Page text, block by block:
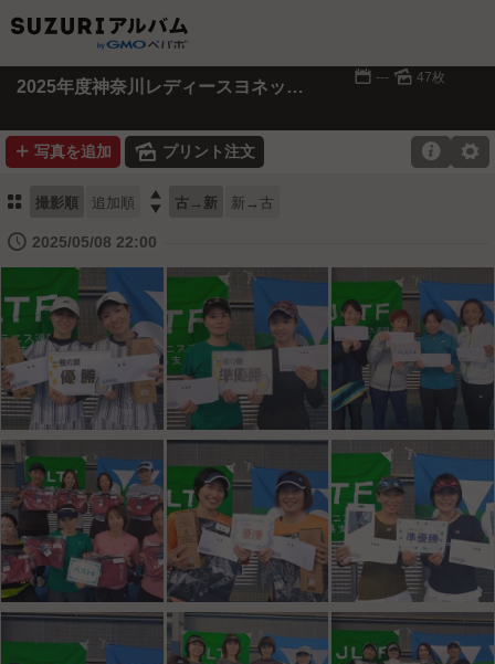
2025年度神奈川レディースヨネックストーナメント 📅 --- 🌄 47枚
➕ 写真を追加 🌄 プリント注文 ⚙

⚏ 撮影順 追加順  古→新 新→古
🕔 2025/05/08 22:00